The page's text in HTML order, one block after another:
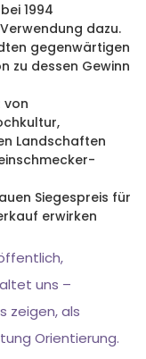
1994
dazu.
gegenwärtigen
zu dessen Gewinn
von
Landschaften
Siegespreis für
erwirken
uns –
zeigen, als
Orientierung.